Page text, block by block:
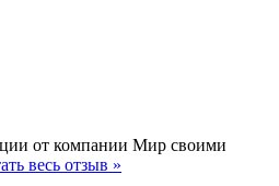
от компании Мир своими
весь отзыв »